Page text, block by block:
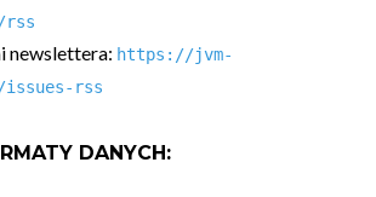
rss
newslettera: https://jvm-
issues-rss
DANYCH: